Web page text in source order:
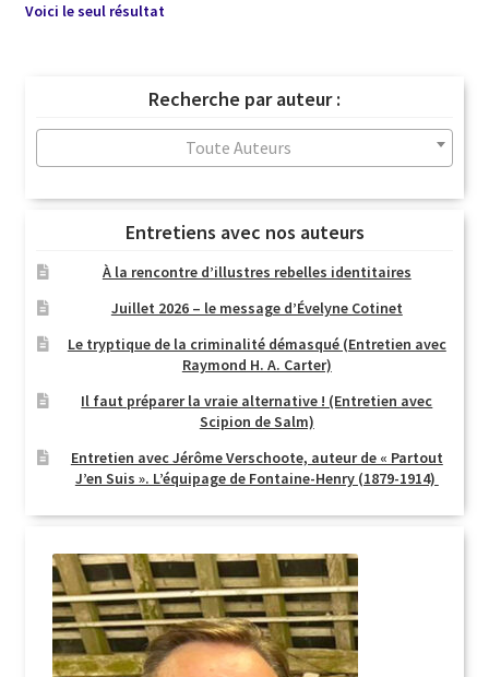
Voici le seul résultat
Recherche par auteur :
Toute Auteurs
Entretiens avec nos auteurs
À la rencontre d’illustres rebelles identitaires
Juillet 2026 – le message d’Évelyne Cotinet
Le tryptique de la criminalité démasqué (Entretien avec
Raymond H. A. Carter)
Il faut préparer la vraie alternative ! (Entretien avec
Scipion de Salm)
Entretien avec Jérôme Verschoote, auteur de « Partout
J’en Suis ». L’équipage de Fontaine-Henry (1879-1914)